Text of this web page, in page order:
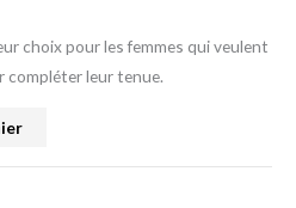
choix pour les femmes qui veulent
compléter leur tenue.